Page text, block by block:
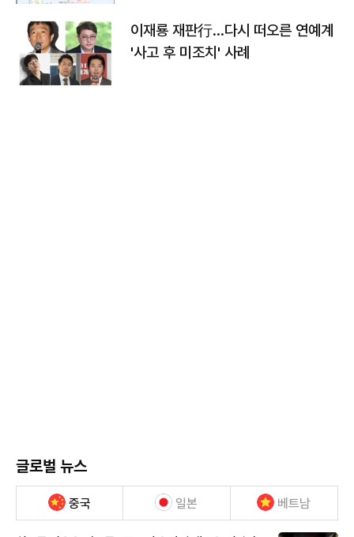
이재룡 재판行…다시 떠오른 연예계
'사고 후 미조치' 사례
글로벌 뉴스
중국 일본 베트남